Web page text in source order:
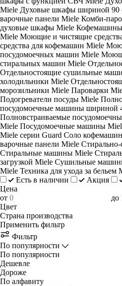
Miele Духовые шкафы шириной 90
варочные панели Miele Комби-
духовые шкафы Miele
Miele Моющие и чистящие
средства для кофемашин Miele
посудомоечных машин Miele
стиральных машин Miele
Отдельностоящие сушильные
холодильники Miele
морозильники Miele Пароварки
Подогреватели посуды Miele
посудомоечные машины шириной
Полновстраиваемые
Miele Посудомоечные машины
Miele серии Guard Соло
варочные панели Miele
Стиральные машины Miele
загрузкой Miele Сушильные
Miele Техника для ухода за бельем
Есть в наличии
Акция
Цена
от
до
Цвет
Страна производства
Применить фильтр
Фильтр
По популярности
По популярности
Дешевле
Дороже
По алфавиту